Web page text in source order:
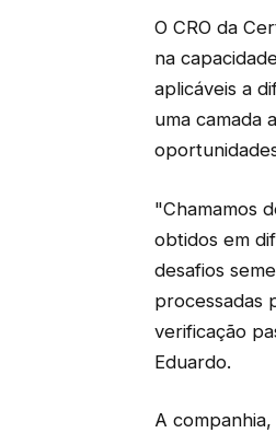
O CRO da
na
aplicáveis a
uma camada
"Chamamos
obtidos em
desafios
processadas
verificação
Eduardo.
A